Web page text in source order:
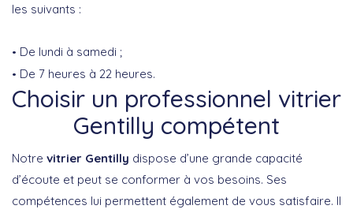
les suivants :
De lundi à samedi ;
De 7 heures à 22 heures.
Choisir un professionnel vitrier
Gentilly compétent
Notre vitrier Gentilly dispose d’une grande capacité
d’écoute et peut se conformer à vos besoins. Ses
compétences lui permettent également de vous satisfaire. Il